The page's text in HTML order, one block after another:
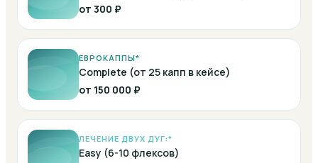
от 300 ₽
ЕВРОКАППЫ*
Complete (от 25 капп в кейсе)
от 150 000 ₽
ЛЕЧЕНИЕ ДВУХ ДУГ:*
Easy (6-10 флексов)